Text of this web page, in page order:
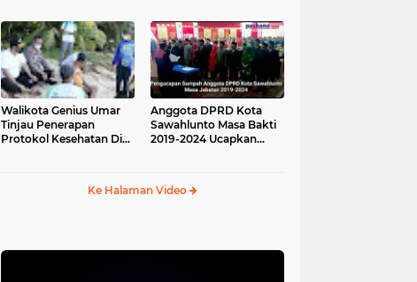
Walikota Genius Umar
Tinjau Penerapan
Protokol Kesehatan Di
Anggota DPRD Kota
Sawahlunto Masa Bakti
2019-2024 Ucapkan
Ke Halaman Video